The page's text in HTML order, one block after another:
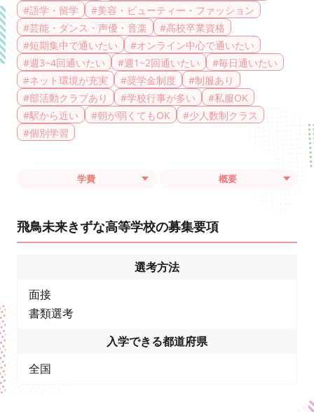
#語学・留学 #美容・ビューティー・ファッション
#芸能・ダンス・声優・音楽 #高校卒業資格
#短期集中で通いたい #オンライン中心で通いたい
#週3~4回通いたい #週1~2回通いたい #毎日通いたい
#ネット環境が充実 #奨学金制度 #制服あり
#部活動クラブあり #学校行事が多い #私服OK
#駅から近い #朝が弱くてもOK #少人数制クラス
#個別学習
学費 概要
飛鳥未来きずな高等学校の募集要項
選考方法
面接
書類選考
入学できる都道府県
全国